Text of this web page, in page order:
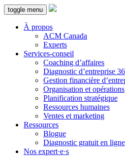
toggle menu
À propos
ACM Canada
Experts
Services-conseil
Coaching d’affaires
Diagnostic d’entreprise
Gestion financière
Organisation et opérations
Planification stratégique
Ressources humaines
Ventes et marketing
Ressources
Blogue
Diagnostic gratuit en ligne
Nos expert·e·s